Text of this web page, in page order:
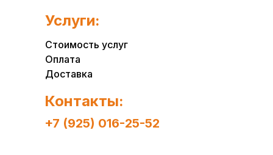
Стоимость услуг
Оплата
Доставка
Услуги:
+7 (925) 016-25-52
Контакты: